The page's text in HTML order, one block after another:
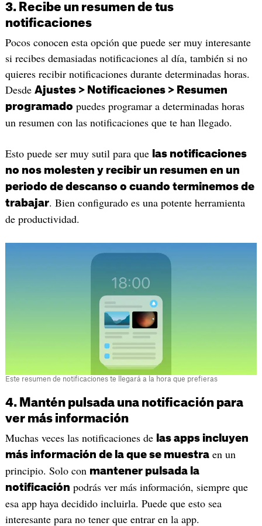
3. Recibe un resumen de tus
notificaciones
Pocos conocen esta opción que puede ser muy interesante
si recibes demasiadas notificaciones al día, también si no
quieres recibir notificaciones durante determinadas horas.
Desde Ajustes > Notificaciones > Resumen
programado puedes programar a determinadas horas
un resumen con las notificaciones que te han llegado.
Esto puede ser muy sutil para que las notificaciones
no nos molesten y recibir un resumen en un
periodo de descanso o cuando terminemos de
trabajar. Bien configurado es una potente herramienta
de productividad.
Este resumen de notificaciones te llegará a la hora que prefieras
4. Mantén pulsada una notificación para
ver más información
Muchas veces las notificaciones de las apps incluyen
más información de la que se muestraen un
principio. Solo con mantener pulsada la
notificación podrás ver más información, siempre que
esa app haya decidido incluirla. Puede que esto sea
interesante para no tener que entrar en la app.